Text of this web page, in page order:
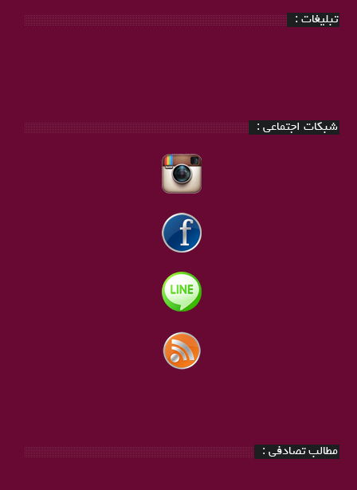
تبلیغات :
شبکات اجتماعی :
مطالب تصادفی :